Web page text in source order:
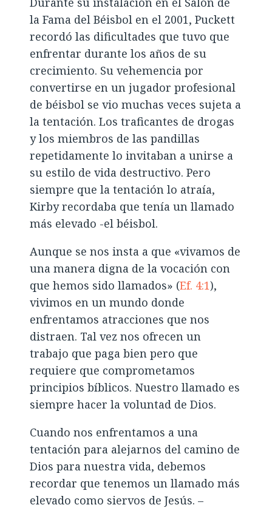
la Fama del Béisbol en el 2001, Puckett
recordó las dificultades que tuvo que
enfrentar durante los años de su
crecimiento. Su vehemencia por
convertirse en un jugador profesional
de béisbol se vio muchas veces sujeta a
la tentación. Los traficantes de drogas
y los miembros de las pandillas
repetidamente lo invitaban a unirse a
su estilo de vida destructivo. Pero
siempre que la tentación lo atraía,
Kirby recordaba que tenía un llamado
más elevado -el béisbol.
Aunque se nos insta a que «vivamos de
una manera digna de la vocación con
que hemos sido llamados» (Ef. 4:1),
vivimos en un mundo donde
enfrentamos atracciones que nos
distraen. Tal vez nos ofrecen un
trabajo que paga bien pero que
requiere que comprometamos
principios bíblicos. Nuestro llamado es
siempre hacer la voluntad de Dios.
Cuando nos enfrentamos a una
tentación para alejarnos del camino de
Dios para nuestra vida, debemos
recordar que tenemos un llamado más
elevado como siervos de Jesús. –